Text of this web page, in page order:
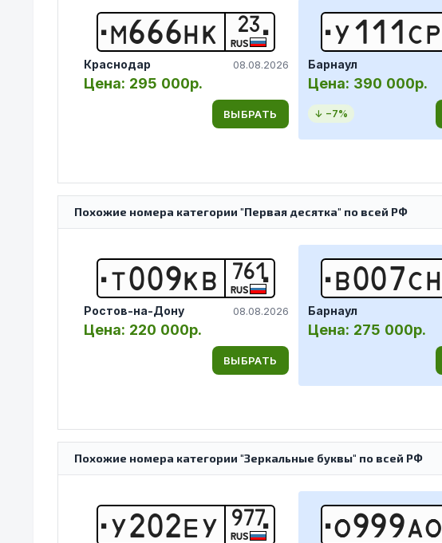
М666НК 23
RUS
Краснодар 08.08.2026
Цена: 295 000р.
ВЫБРАТЬ
У 1 1 1 СР
Барнаул
Цена: 390 000р.
↓ −7%
Похожие номера категории "Первая десятка" по всей РФ
Т009К В 761
RUS
Ростов-на-Дону 08.08.2026
Цена: 220 000р.
ВЫБРАТЬ
В007СН
Барнаул
Цена: 275 000р.
Похожие номера категории "Зеркальные буквы" по всей РФ
У202ЕУ 977
RUS О999АО